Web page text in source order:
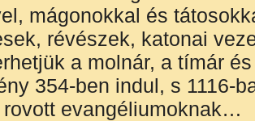
mágonokkal és
révészek, katonai
a molnár, a tímár
354-ben indul, s 1116-
rovott evangéliumoknak…